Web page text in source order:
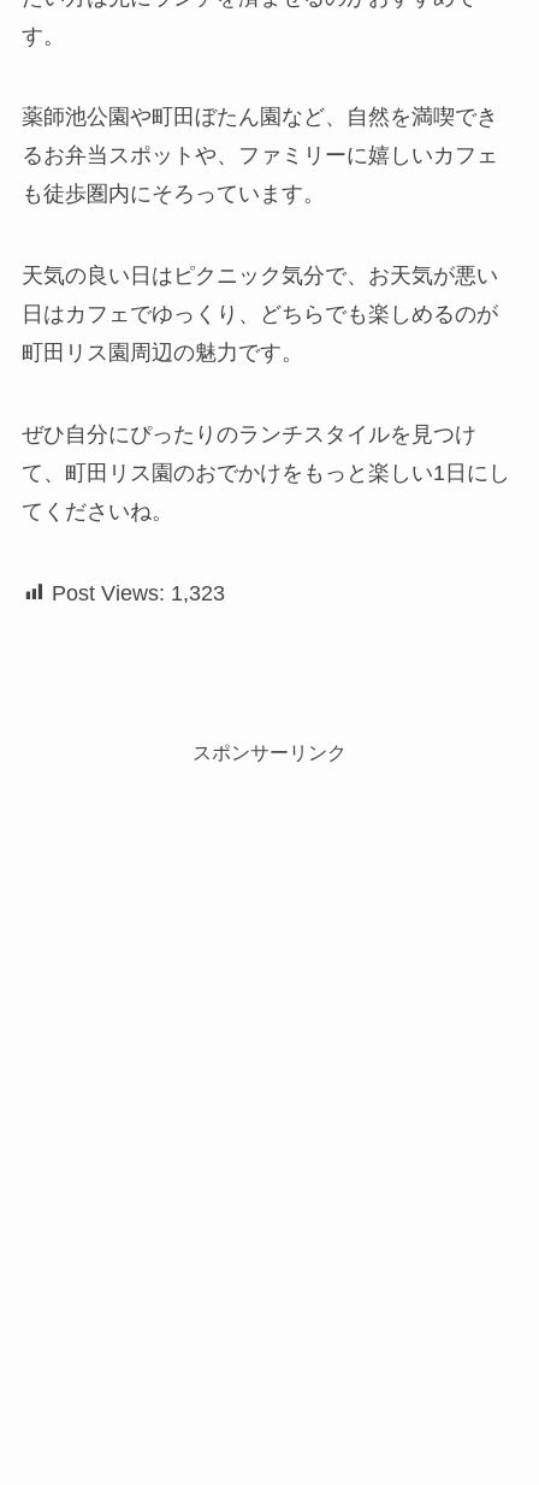
す。
薬師池公園や町田ぼたん園など、自然を満喫でき
るお弁当スポットや、ファミリーに嬉しいカフェ
も徒歩圏内にそろっています。
天気の良い日はピクニック気分で、お天気が悪い
日はカフェでゆっくり、どちらでも楽しめるのが
町田リス園周辺の魅力です。
ぜひ自分にぴったりのランチスタイルを見つけ
て、町田リス園のおでかけをもっと楽しい1日にし
てくださいね。
Post Views: 1,323
スポンサーリンク